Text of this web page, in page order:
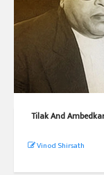
Tilak And
Vinod Shirsath